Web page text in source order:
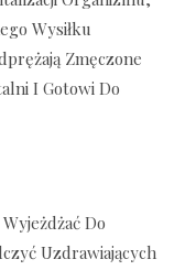
Wysiłku
Zmęczone
I Gotowi Do
Do
Uzdrawiających